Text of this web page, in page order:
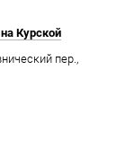
Курской
пер.,